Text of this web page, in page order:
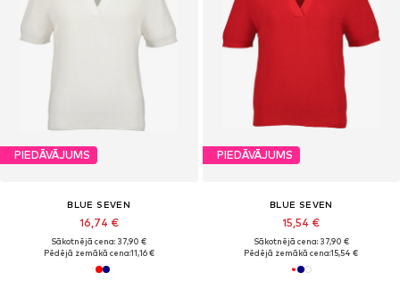
PIEDĀVĀJUMS
BLUE SEVEN
16,74 €
Sākotnējā cena: 37,90 €
Pēdējā zemākā cena:11,16 €
PIEDĀVĀJUMS
BLUE SEVEN
15,54 €
Sākotnējā cena: 37,90 €
Pēdējā zemākā cena:15,54 €